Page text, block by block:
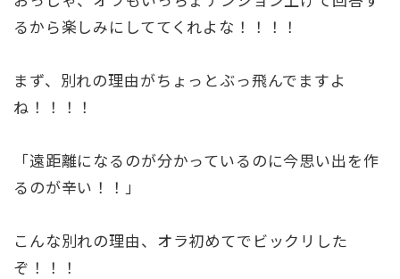
るから楽しみにしててくれよな！！！！
まず、別れの理由がちょっとぶっ飛んでますよ
ね！！！！
「遠距離になるのが分かっているのに今思い出を作
るのが辛い！！」
こんな別れの理由、オラ初めてでビックリした
ぞ！！！